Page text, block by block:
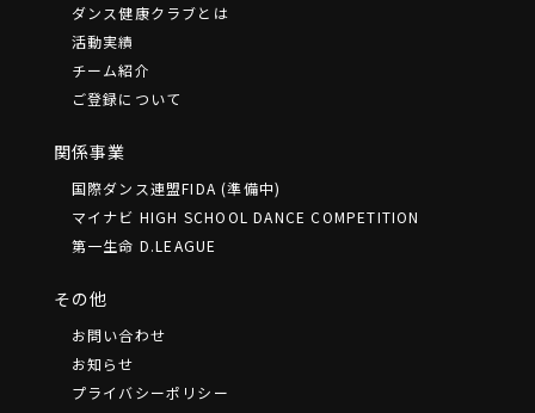
ダンス健康クラブとは
活動実績
チーム紹介
ご登録について
関係事業
国際ダンス連盟FIDA (準備中)
マイナビ HIGH SCHOOL DANCE COMPETITION
第一生命 D.LEAGUE
その他
お問い合わせ
お知らせ
プライバシーポリシー